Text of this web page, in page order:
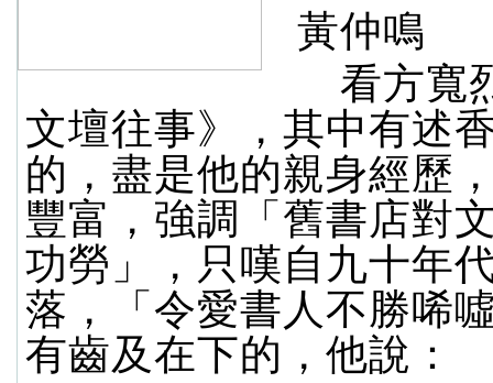
黃仲鳴
看方寬
文壇往事》，其中有述
的，盡是他的親身經歷
豐富，強調「舊書店對
功勞」，只嘆自九十年
落，「令愛書人不勝唏
有齒及在下的，他說：